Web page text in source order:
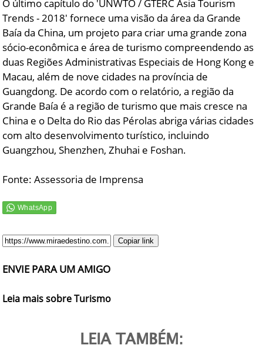
O último capítulo do 'UNWTO / GTERC Asia Tourism
Trends - 2018' fornece uma visão da área da Grande
Baía da China, um projeto para criar uma grande zona
sócio-econômica e área de turismo compreendendo as
duas Regiões Administrativas Especiais de Hong Kong e
Macau, além de nove cidades na província de
Guangdong. De acordo com o relatório, a região da
Grande Baía é a região de turismo que mais cresce na
China e o Delta do Rio das Pérolas abriga várias cidades
com alto desenvolvimento turístico, incluindo
Guangzhou, Shenzhen, Zhuhai e Foshan.
Fonte: Assessoria de Imprensa
Copiar link
ENVIE PARA UM AMIGO
Leia mais sobre Turismo
LEIA TAMBÉM: